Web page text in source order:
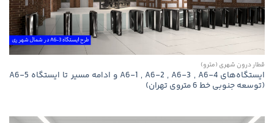
قطار درون شهری (مترو)
ایستگاه‌های A6-1 , A6-2 , A6-3 , A6-4 و ادامه مسیر تا ایستگاه A6-5
(توسعه جنوبی خط 6 متروی تهران)